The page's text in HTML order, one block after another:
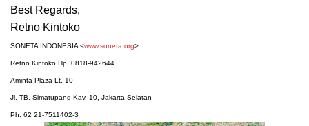
Best Regards,
Retno Kintoko
SONETA INDONESIA <www.soneta.org>
Retno Kintoko Hp. 0818-942644
Aminta Plaza Lt. 10
Jl. TB. Simatupang Kav. 10, Jakarta Selatan
Ph. 62 21-7511402-3